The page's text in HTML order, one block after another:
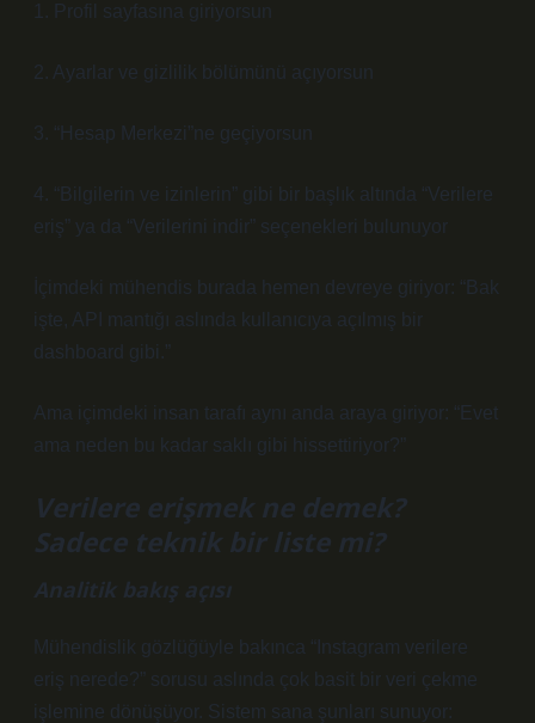
1. Profil sayfasına giriyorsun
2. Ayarlar ve gizlilik bölümünü açıyorsun
3. “Hesap Merkezi”ne geçiyorsun
4. “Bilgilerin ve izinlerin” gibi bir başlık altında “Verilere
eriş” ya da “Verilerini indir” seçenekleri bulunuyor
İçimdeki mühendis burada hemen devreye giriyor: “Bak
işte, API mantığı aslında kullanıcıya açılmış bir
dashboard gibi.”
Ama içimdeki insan tarafı aynı anda araya giriyor: “Evet
ama neden bu kadar saklı gibi hissettiriyor?”
Verilere erişmek ne demek?
Sadece teknik bir liste mi?
Analitik bakış açısı
Mühendislik gözlüğüyle bakınca “Instagram verilere
eriş nerede?” sorusu aslında çok basit bir veri çekme
işlemine dönüşüyor. Sistem sana şunları sunuyor: